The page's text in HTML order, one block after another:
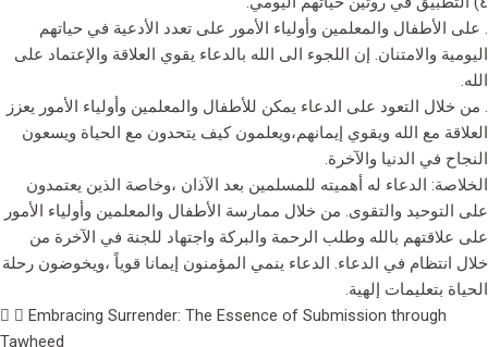
. على الأطفال والمعلمين وأولياء الأمور على تعدد الأدعية في حياتهم
اليومية والامتنان. إن اللجوء الى الله بالدعاء يقوي العلاقة والإعتماد على
الله.
. من خلال التعود على الدعاء يمكن للأطفال والمعلمين وأولياء الأمور يعزز
العلاقة مع الله ويقوي إيمانهم،ويعلمون كيف يتحدون مع الحياة ويسعون
النجاح في الدنيا والآخرة.
الخلاصة: الدعاء له أهميته للمسلمين بعد الآذان ،وخاصة الذين يعتمدون
على التوحيد والتقوى. من خلال ممارسة الأطفال والمعلمين وأولياء الأمور
على علاقتهم بالله وطلب الرحمة والبركة واجتهاد للجنة في الآخرة من
خلال انتظام في الدعاء. الدعاء ينمي المؤمنون إيمانا قوياً ،ويخوضون رحلة
الحياة بتعليمات إلهية.
Embracing Surrender: The Essence of Submission through
Tawheed